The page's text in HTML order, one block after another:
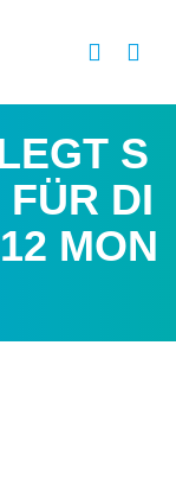
S
DI
MON